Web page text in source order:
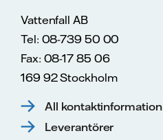
Vattenfall AB
Tel: 08-739 50 00
Fax: 08-17 85 06
169 92 Stockholm
All kontaktinformation
Leverantörer